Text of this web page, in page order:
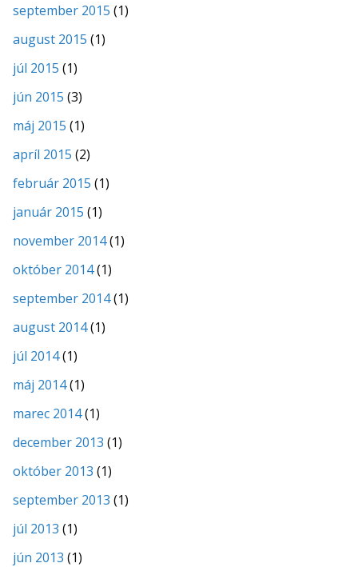
september 2015 (1)
august 2015 (1)
júl 2015 (1)
jún 2015 (3)
máj 2015 (1)
apríl 2015 (2)
február 2015 (1)
január 2015 (1)
november 2014(1)
október 2014(1)
september 2014(1)
august 2014(1)
júl 2014(1)
máj 2014(1)
marec 2014(1)
december 2013 (1)
október 2013 (1)
september 2013 (1)
júl 2013 (1)
jún 2013 (1)